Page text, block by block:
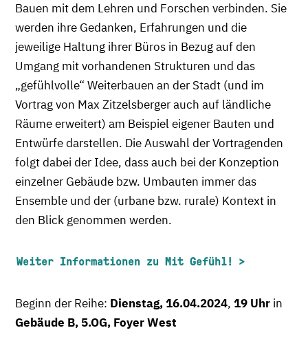
Bauen mit dem Lehren und Forschen verbinden. Sie
werden ihre Gedanken, Erfahrungen und die
jeweilige Haltung ihrer Büros in Bezug auf den
Umgang mit vorhandenen Strukturen und das
„gefühlvolle“ Weiterbauen an der Stadt (und im
Vortrag von Max Zitzelsberger auch auf ländliche
Räume erweitert) am Beispiel eigener Bauten und
Entwürfe darstellen. Die Auswahl der Vortragenden
folgt dabei der Idee, dass auch bei der Konzeption
einzelner Gebäude bzw. Umbauten immer das
Ensemble und der (urbane bzw. rurale) Kontext in
den Blick genommen werden.
Weiter Informationen zu Mit Gefühl!
Beginn der Reihe: Dienstag, 16.04.2024, 19 Uhr in
Gebäude B, 5.OG, Foyer West